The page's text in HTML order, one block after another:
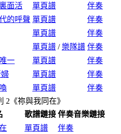
面活 單頁譜
伴奏
的呼聲 單頁譜
伴奏
單頁譜
伴奏
單頁譜 /樂隊譜 伴奏
一 單頁譜
伴奏
單頁譜
伴奏
單頁譜
伴奏
2《祢與我同在》
歌譜鏈接 伴奏音樂鏈接
單頁譜
伴奏